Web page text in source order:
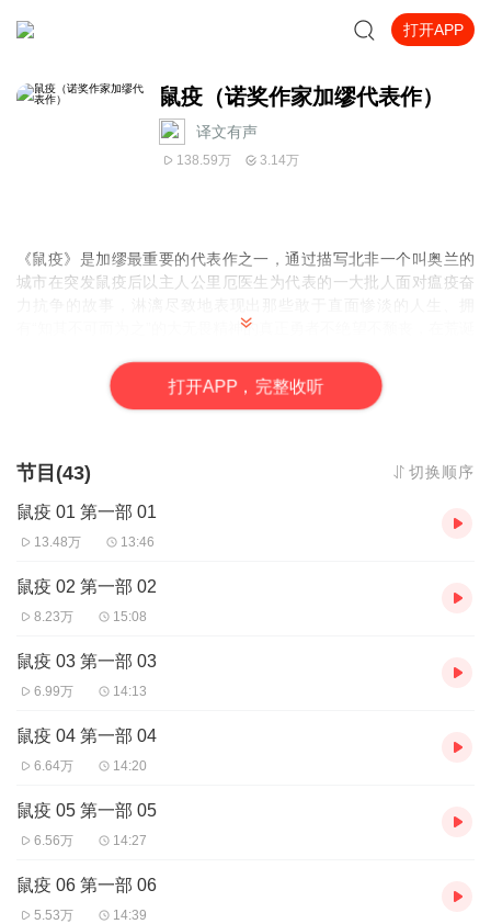
打开APP
鼠疫（诺奖作家加缪代表作）
译文有声
138.59万 3.14万
《鼠疫》是加缪最重要的代表作之一，通过描写北非一个叫奥兰的
城市在突发鼠疫后以主人公里厄医生为代表的一大批人面对瘟疫奋
有“知其不可而为之”的大无畏精神的真正勇者不绝望不颓丧，在荒诞
打开APP，完整收听
节目(43) 切换顺序
鼠疫 01 第一部 01
13.48万 13:46
鼠疫 02 第一部 02
8.23万 15:08
鼠疫 03 第一部 03
6.99万 14:13
鼠疫 04 第一部 04
6.64万 14:20
鼠疫 05 第一部 05
6.56万 14:27
鼠疫 06 第一部 06
5.53万 14:39